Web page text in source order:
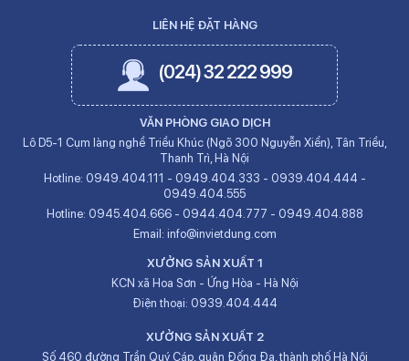
LIÊN HỆ ĐẶT HÀNG
(024) 32 222 999
VĂN PHÒNG GIAO DỊCH
Lô D5-1 Cụm làng nghề Triều Khúc (Ngõ 300 Nguyễn Xiển), Tân Triều,
Thanh Trì, Hà Nội
Hotline: 0949.404.111 - 0949.404.333 - 0939.404.444 -
0949.404.555
Hotline: 0945.404.666- 0944.404.777 - 0949.404.888
Email: info@invietdung.com
XƯỞNG SẢN XUẤT 1
KCN xã Hoa Sơn - Ứng Hòa - Hà Nội
Điện thoại: 0939.404.444
XƯỞNG SẢN XUẤT 2
Số 460 đường Trần Quý Cáp, quận Đống Đa, thành phố Hà Nội